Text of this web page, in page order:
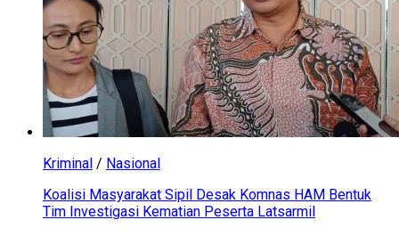
Kriminal / Nasional
Koalisi Masyarakat Sipil Desak Komnas HAM Bentuk
Tim Investigasi Kematian Peserta Latsarmil